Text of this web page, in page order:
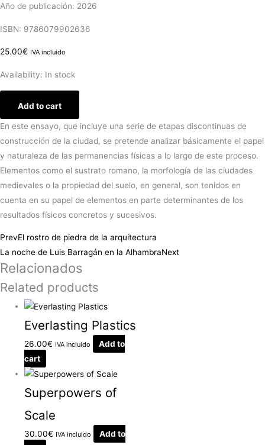
Año de publicación: 2026
ISBN: 9786079902636
25.00€ IVA incluido
Availability: In stock
Add to cart
En este ensayo, que incluye una serie de etapas discontinuas de
construcción de la ciudad, se pretende analizar básicamente el papel
y naturaleza de las permanencias físicas a lo largo de este proceso.
Elementos como el sustrato romano, la morfología de las ciudades
medievales o la propiedad del suelo, en general, son tenidos en
cuenta en su papel de elementos en parte determinantes de los
resultados físicos concretos y sucesivos.
PrevEl rostro de piedra de la arquitectura
La noche de Luis Barragán en la AlhambraNext
Relacionados
Related products
Everlasting Plastics
26.00€ IVA incluido
Add to
cart
Superpowers of
Scale
30.00€ IVA incluido
Add to